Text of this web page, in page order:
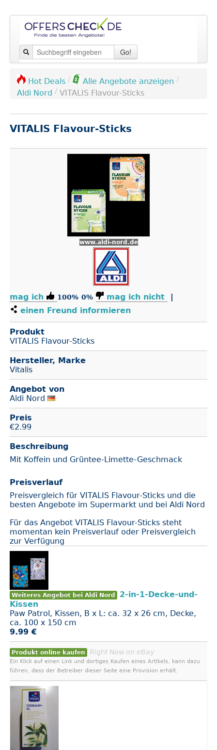
Go!
Hot Deals / Alle Angebote anzeigen /
Aldi Nord / VITALIS Flavour-Sticks
VITALIS Flavour-Sticks
www.aldi-nord.de
mag ich 100% 0% mag ich nicht
|
einen Freund informieren
Produkt
VITALIS Flavour-Sticks
Hersteller, Marke
Vitalis
Angebot von
Aldi Nord
Preis
€2.99
Beschreibung
Mit Koffein und Grüntee-Limette-Geschmack
Preisverlauf
Preisvergleich für VITALIS Flavour-Sticks und die
besten Angebote im Supermarkt und bei Aldi Nord
Für das Angebot VITALIS Flavour-Sticks steht
momentan kein Preisverlauf oder Preisvergleich
zur Verfügung
Weiteres Angebot bei Aldi Nord
2-in-1-Decke-und-
Kissen
Paw Patrol, Kissen, B x L: ca. 32 x 26 cm, Decke,
ca. 100 x 150 cm
9.99 €
Produkt online kaufen Right Now on eBay
Ein Klick auf einen Link und dortiges Kaufen eines Artikels, kann dazu
führen, dass der Betreiber dieser Seite eine Provision erhält.